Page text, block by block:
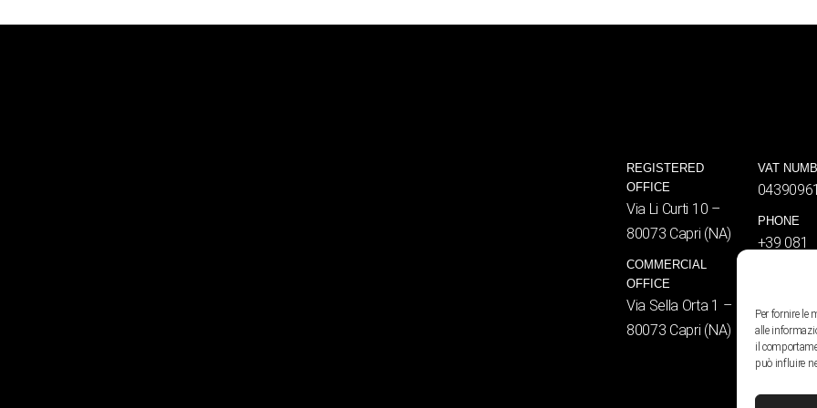
Per fornire le
alle
il
può influire
REGISTERED
OFFICE
Via Li Curti 10 –
80073 Capri (NA)
COMMERCIAL
OFFICE
Via Sella Orta 1 –
80073 Capri (NA)
VAT
PHONE
+39 081